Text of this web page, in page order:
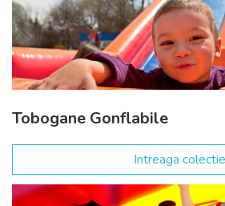
Tobogane Gonflabile
Intreaga colectie